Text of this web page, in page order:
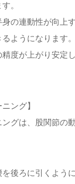
。
の連動性が向上
ようになります。
度が上がり安定
ング】
グは、股関節の
後ろに引くよう